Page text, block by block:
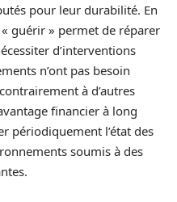
pour leur durabilité. En
guérir » permet de réparer
d’interventions
n’ont pas besoin
à d’autres
financier à long
périodiquement l’état des
soumis à des